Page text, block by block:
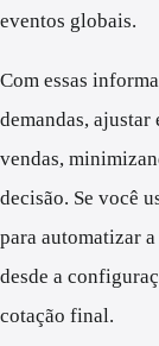
eventos globais.
Com essas
demandas, ajustar
vendas,
decisão. Se você
para automatizar
desde a
cotação final.